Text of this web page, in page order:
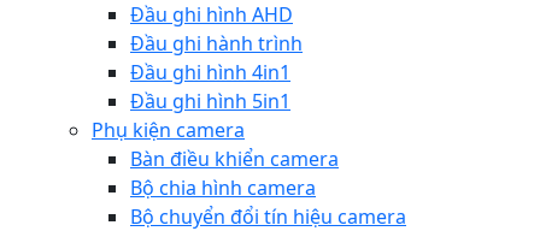
Đầu ghi hình AHD
Đầu ghi hành trình
Đầu ghi hình 4in1
Đầu ghi hình 5in1
Phụ kiện camera
Bàn điều khiển camera
Bộ chia hình camera
Bộ chuyển đổi tín hiệu camera